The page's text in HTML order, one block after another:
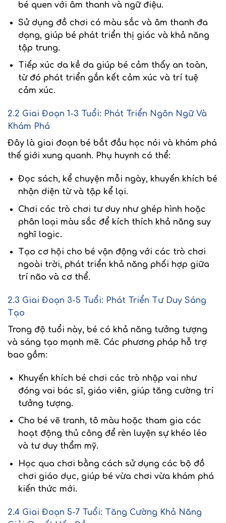
bé quen với âm thanh và ngữ điệu.
Sử dụng đồ chơi có màu sắc và âm thanh đa
dạng, giúp bé phát triển thị giác và khả năng
tập trung.
Tiếp xúc da kề da giúp bé cảm thấy an toàn,
từ đó phát triển gắn kết cảm xúc và trí tuệ
cảm xúc.
2.2 Giai Đoạn 1-3 Tuổi: Phát Triển Ngôn Ngữ Và
Khám Phá
Đây là giai đoạn bé bắt đầu học nói và khám phá
thế giới xung quanh. Phụ huynh có thể:
Đọc sách, kể chuyện mỗi ngày, khuyến khích bé
nhận diện từ và tập kể lại.
Chơi các trò chơi tư duynhư ghép hình hoặc
phân loại màu sắc để kích thích khả năng suy
nghĩ logic.
Tạo cơ hội cho bé vận động với các trò chơi
ngoài trời, phát triển khả năng phối hợp giữa
trí não và cơ thể.
2.3 Giai Đoạn 3-5 Tuổi: Phát Triển Tư Duy Sáng
Tạo
Trong độ tuổi này, bé có khả năng tưởng tượng
và sáng tạo mạnh mẽ. Các phương pháp hỗ trợ
bao gồm:
Khuyến khích bé chơi các trò nhập vai như
đóng vai bác sĩ, giáo viên, giúp tăng cường trí
tưởng tượng.
Cho bé vẽ tranh, tô màu hoặc tham gia các
hoạt động thủ công để rèn luyện sự khéo léo
và tư duy thẩm mỹ.
Học qua chơi bằng cách sử dụng các bộ đồ
chơi giáo dục, giúp bé vừa chơi vừa khám phá
kiến thức mới.
2.4 Giai Đoạn 5-7 Tuổi: Tăng Cường Khả Năng